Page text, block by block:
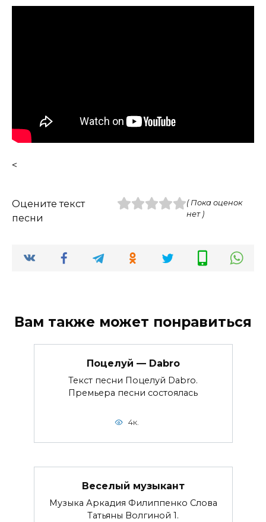
<
Оцените текст
песни
( Пока оценок
нет )
Вам также может понравиться
Поцелуй — Dabro
Текст песни Поцелуй Dabro.
Премьера песни состоялась
4к.
Веселый музыкант
Музыка Аркадия Филиппенко Слова
Татьяны Волгиной 1.